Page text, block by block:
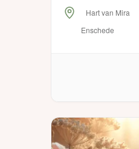
training voor thuis
informatie en
technieken. De
Hart van Mira
Enschede